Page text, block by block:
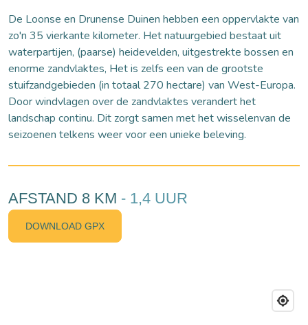
De Loonse en Drunense Duinen hebben een oppervlakte van
zo'n 35 vierkante kilometer. Het natuurgebied bestaat uit
waterpartijen, (paarse) heidevelden, uitgestrekte bossen en
enorme zandvlaktes, Het is zelfs een van de grootste
stuifzandgebieden (in totaal 270 hectare) van West-Europa.
Door windvlagen over de zandvlaktes verandert het
landschap continu. Dit zorgt samen met het wisselenvan de
seizoenen telkens weer voor een unieke beleving.
AFSTAND 8 KM - 1,4 UUR
DOWNLOAD GPX